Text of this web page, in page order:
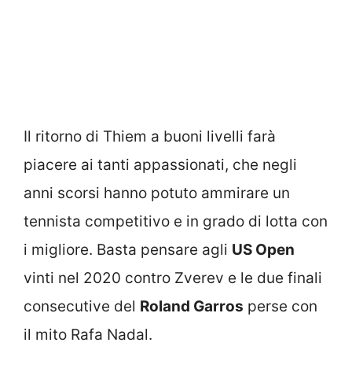
Il ritorno di Thiem a buoni livelli farà
piacere ai tanti appassionati, che negli
anni scorsi hanno potuto ammirare un
tennista competitivo e in grado di lotta con
i migliore. Basta pensare agli US Open
vinti nel 2020 contro Zverev e le due finali
consecutive del Roland Garros perse con
il mito Rafa Nadal.